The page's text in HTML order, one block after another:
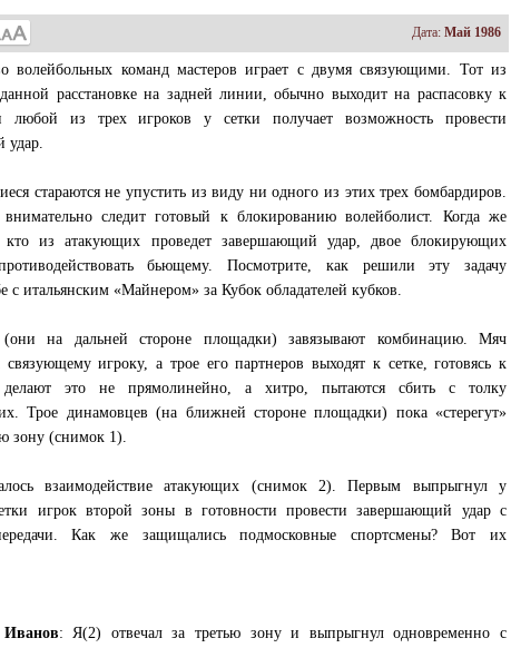
Дата: Май 1986
волейбольных команд мастеров играет с двумя связующими. Тот из
расстановке на задней линии, обычно выходит на распасовку к
из трех игроков у сетки получает возможность провести
удар.
стараются не упустить из виду ни одного из этих трех бомбардиров.
следит готовый к блокированию волейболист. Когда же
кто из атакующих проведет завершающий удар, двое блокирующих
бьющему. Посмотрите, как решили эту задачу
итальянским «Майнером» за Кубок обладателей кубков.
(они на дальней стороне площадки) завязывают комбинацию. Мяч
связующему игроку, а трое его партнеров выходят к сетке, готовясь к
это не прямолинейно, а хитро, пытаются сбить с толку
Трое динамовцев (на ближней стороне площадки) пока «стерегут»
зону (снимок 1).
взаимодействие атакующих (снимок 2). Первым выпрыгнул у
игрок второй зоны в готовности провести завершающий удар с
Как же защищались подмосковные спортсмены? Вот их
Иванов: Я(2) отвечал за третью зону и выпрыгнул одновременно с